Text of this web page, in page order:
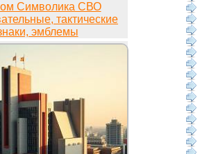
Символика СВО
тактические
эмблемы